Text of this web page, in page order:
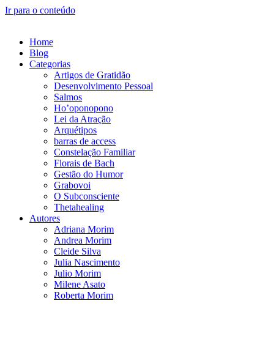
Ir para o conteúdo
Home
Blog
Categorias
Artigos de Gratidão
Desenvolvimento Pessoal
Salmos
Ho’oponopono
Lei da Atração
Arquétipos
barras de access
Constelação Familiar
Florais de Bach
Gestão do Humor
Grabovoi
O Subconsciente
Thetahealing
Autores
Adriana Morim
Andrea Morim
Cleide Silva
Julia Nascimento
Julio Morim
Milene Asato
Roberta Morim